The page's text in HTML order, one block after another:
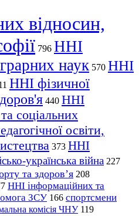
відносин,
796 ННІ
наук 570 ННІ
ННІ фізичної
440 ННІ
та соціальних
освіти,
373 ННІ
українська війна 227
та здоров’я 208
ННІ інформаційних та
ЗСУ 166 спортсмени
комісія ЧНУ 119